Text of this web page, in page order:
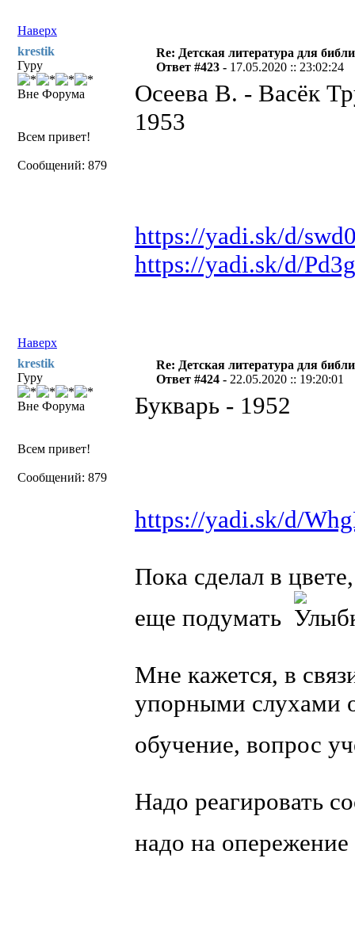
Наверх
krestik
Гуру
Вне Форума
Всем привет!
Сообщений: 879
Re: Детская литература для
Ответ #423 - 17.05.2020 :: 23:02:24
Осеева В. - Васёк
1953
https://yadi.sk/d/
https://yadi.sk/d/
Наверх
krestik
Гуру
Вне Форума
Всем привет!
Сообщений: 879
Re: Детская литература для
Ответ #424 - 22.05.2020 :: 19:20:01
Букварь - 1952
https://yadi.sk/d/
Пока сделал в
еще подумать
Мне кажется, в
упорными слухами
обучение, вопрос
Надо реагировать
надо на